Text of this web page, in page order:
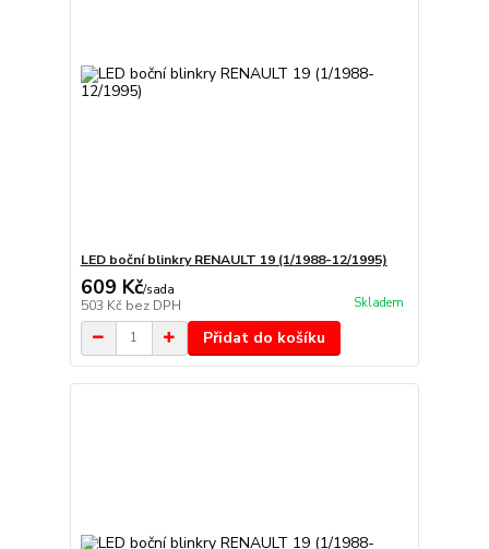
LED boční blinkry RENAULT 19 (1/1988-12/1995)
609 Kč/sada
503 Kč bez DPH Skladem
Přidat do košíku